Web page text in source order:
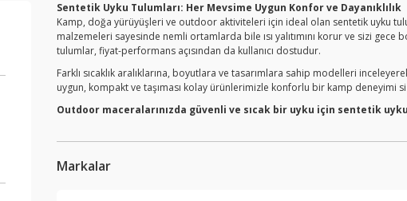
Sentetik Uyku Tulumları: Her Mevsime Uygun Konfor ve Dayanıklılık
Kamp, doğa yürüyüşleri ve outdoor aktiviteleri için ideal olan sentetik uyku
malzemeleri sayesinde nemli ortamlarda bile ısı yalıtımını korur ve sizi
tulumlar, fiyat-performans açısından da kullanıcı dostudur.
Farklı sıcaklık aralıklarına, boyutlara ve tasarımlara sahip modelleri
uygun, kompakt ve taşıması kolay ürünlerimizle konforlu bir kamp deneyimi
Outdoor maceralarınızda güvenli ve sıcak bir uyku için sentetik
Markalar